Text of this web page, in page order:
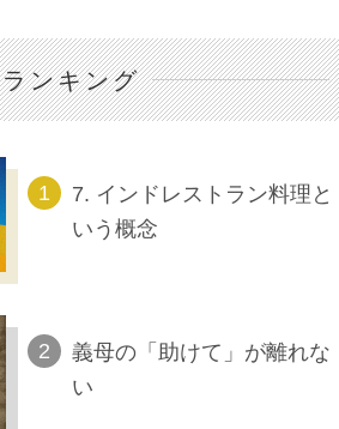
ランキング
7. インドレストラン料理と
いう概念
義母の「助けて」が離れな
い